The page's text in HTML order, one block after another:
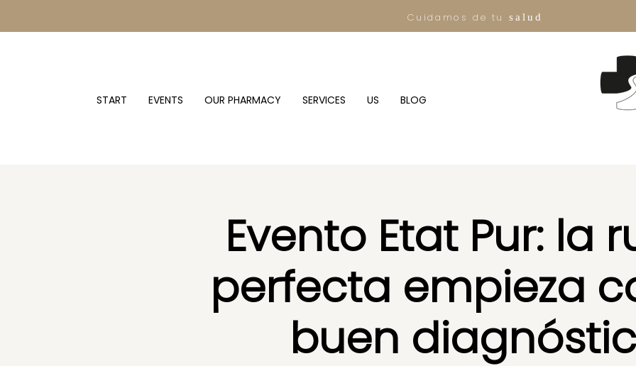
Cuidamos de tu salud
START EVENTS OUR PHARMACY SERVICES US BLOG
Evento Etat Pur: la
perfecta empieza
buen